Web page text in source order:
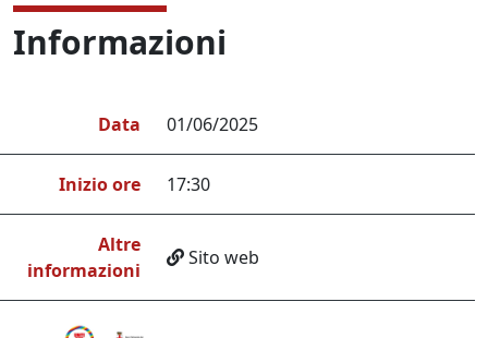
Informazioni
Data 01/06/2025
Inizio ore 17:30
Altre
informazioni
Sito web